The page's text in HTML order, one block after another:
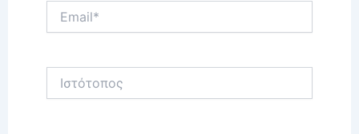
Ιστότοπος